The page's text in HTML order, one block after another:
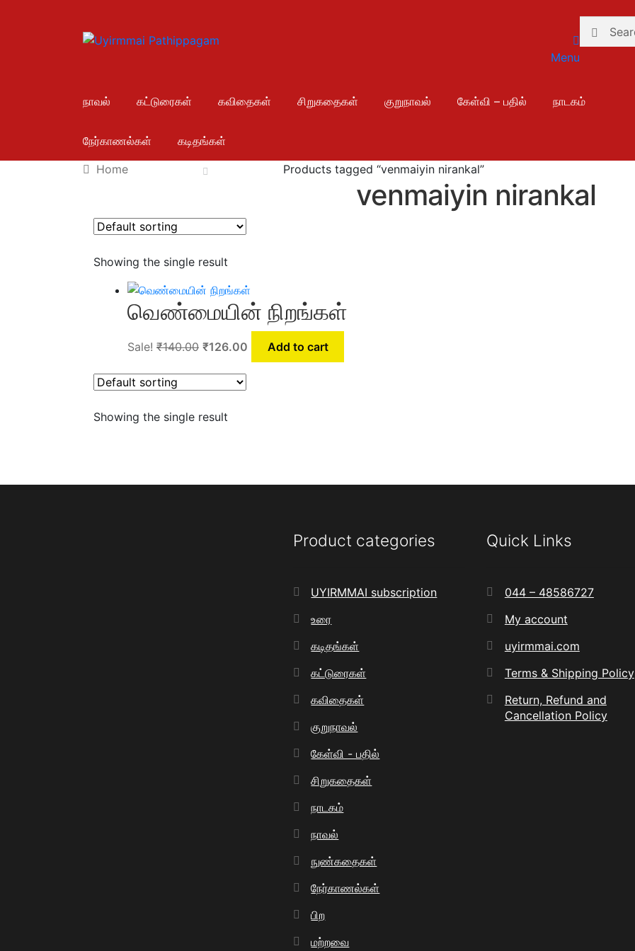
Menu
for:
நாவல் கட்டுரைகள் கவிதைகள் சிறுகதைகள் குறுநாவல் கேள்வி – பதில் நாடகம்
நேர்காணல்கள்
கடிதங்கள்
Home
Products tagged “venmaiyin nirankal”
venmaiyin nirankal
Showing the single result
வெண்மையின் நிறங்கள்
Sale! ₹140.00
price
was:
₹140.00.
₹126.00
price
Add to cart
Showing the single result
Product categories
UYIRMMAI subscription
உரை
கடிதங்கள்
கட்டுரைகள்
கவிதைகள்
குறுநாவல்
கேள்வி - பதில்
சிறுகதைகள்
நாடகம்
நாவல்
நுண்கதைகள்
நேர்காணல்கள்
பிற
மற்றவை
Quick Links
044 – 48586727
My account
uyirmmai.com
Terms & Shipping Policy
Return, Refund and
Cancellation Policy